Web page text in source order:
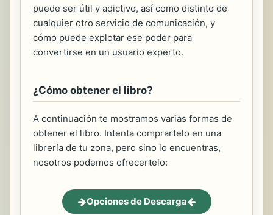
puede ser útil y adictivo, así como distinto de
cualquier otro servicio de comunicación, y
cómo puede explotar ese poder para
convertirse en un usuario experto.
¿Cómo obtener el libro?
A continuación te mostramos varias formas de
obtener el libro. Intenta comprartelo en una
librería de tu zona, pero sino lo encuentras,
nosotros podemos ofrecertelo:
Opciones de Descarga